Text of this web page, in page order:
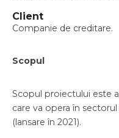
Client
Companie de creditare.
Scopul
Scopul proiectului este
care va opera în
(lansare în 2021).